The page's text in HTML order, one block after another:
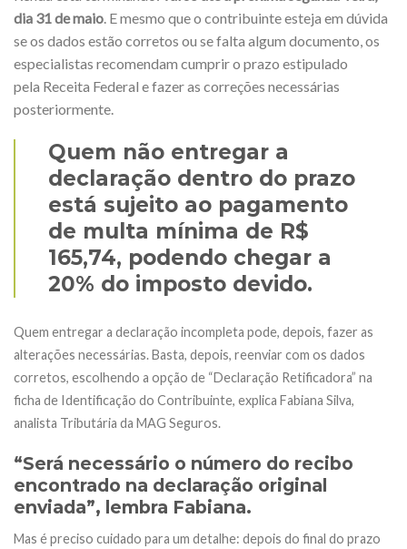
dia 31 de maio. E mesmo que o contribuinte esteja em dúvida
se os dados estão corretos ou se falta algum documento, os
especialistas recomendam cumprir o prazo estipulado
pela Receita Federal e fazer as correções necessárias
posteriormente.
Quem não entregar a
declaração dentro do prazo
está sujeito ao pagamento
de multa mínima de R$
165,74, podendo chegar a
20% do imposto devido.
Quem entregar a declaração incompleta pode, depois, fazer as
alterações necessárias. Basta, depois, reenviar com os dados
corretos, escolhendo a opção de “Declaração Retificadora” na
ficha de Identificação do Contribuinte, explica Fabiana Silva,
analista Tributária da MAG Seguros.
“Será necessário o número do recibo
encontrado na declaração original
enviada”, lembra Fabiana.
Mas é preciso cuidado para um detalhe: depois do final do prazo